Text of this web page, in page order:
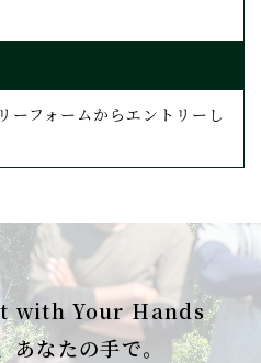
ーフォームからエントリーし
with Your Hands
あなたの手で。